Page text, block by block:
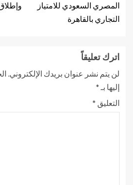
المصري السعودي للامتياز
التجاري بالقاهرة
اترك تعليقاً
لن يتم نشر عنوان بريدك الإلكتروني.
إليها بـ *
التعليق *